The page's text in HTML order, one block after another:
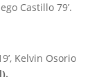
Castillo 79’.
Kelvin Osorio